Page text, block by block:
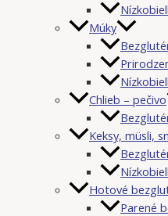
Múky
Chlieb – pečivo
Keksy, müsli,
Hotové
Parené